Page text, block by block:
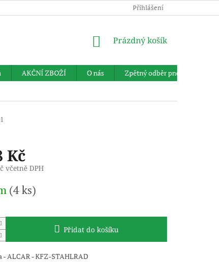
Přihlášení
NÁKUPNÍ
Prázdný košík
AKČNÍ ZBOŽÍ O nás
Zpětný odběr pneumatik
Kč
včetně DPH
(4 ks)
Přidat do košíku
- ALCAR - KFZ-STAHLRAD